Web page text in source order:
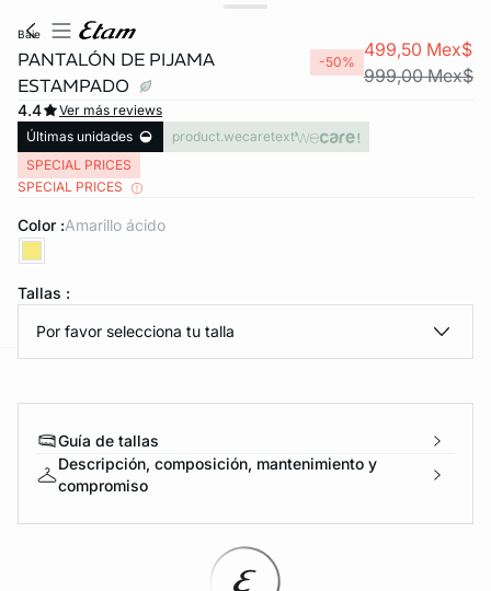
DE PANTIES
ahora
baie
PANTALÓN DE PIJAMA
ESTAMPADO
-50%
499,50 Mex$
999,00 Mex$
4.4
Ver más reviews
Últimas unidades
product.wecaretext
SPECIAL PRICES
SPECIAL PRICES
Color : amarillo ácido
Tallas :
Por favor selecciona tu talla
Guía de tallas
Descripción, composición, mantenimiento y
compromiso